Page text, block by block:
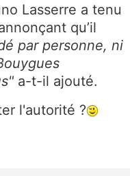
Lasserre a tenu
qu’il
par personne, ni
a-t-il ajouté.
l'autorité ?